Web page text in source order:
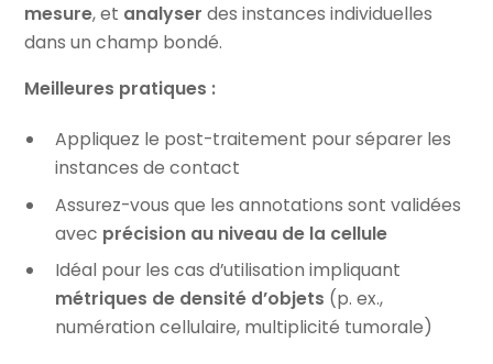
mesure, et analyser des instances individuelles
dans un champ bondé.
Meilleures pratiques :
Appliquez le post-traitement pour séparer les
instances de contact
Assurez-vous que les annotations sont validées
avec précision au niveau de la cellule
Idéal pour les cas d’utilisation impliquant
métriques de densité d’objets (p. ex.,
numération cellulaire, multiplicité tumorale)